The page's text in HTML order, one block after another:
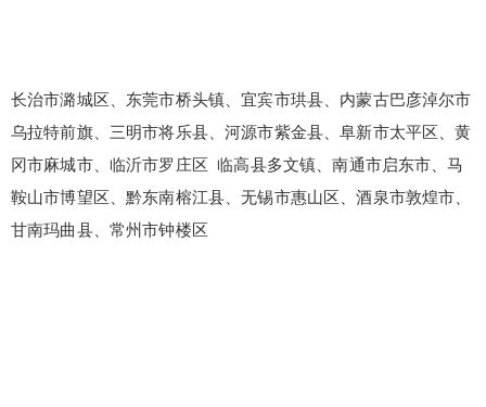
长治市潞城区、东莞市桥头镇、宜宾市珙县、内蒙古巴彦淖尔市
乌拉特前旗、三明市将乐县、河源市紫金县、阜新市太平区、黄
冈市麻城市、临沂市罗庄区 临高县多文镇、南通市启东市、马
鞍山市博望区、黔东南榕江县、无锡市惠山区、酒泉市敦煌市、
甘南玛曲县、常州市钟楼区